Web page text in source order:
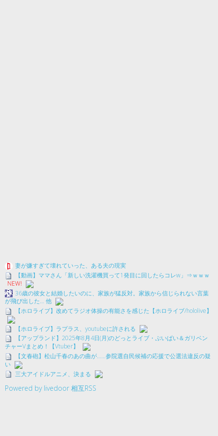
妻が嫌すぎて壊れていった、ある夫の現実
【動画】ママさん「新しい洗濯機買って1発目に回したらコレw」⇒ｗｗｗ
NEW!
36歳の彼女と結婚したいのに、家族が猛反対。家族から信じられない言葉
が飛び出した… 他
【ホロライブ】改めてラジオ体操の有能さを感じた【ホロライブ/hololive】
【ホロライブ】ラプラス、youtubeに許される
【アップランド】2025年8月4日(月)のどっとライブ・ぶいぱい＆ガリベン
チャーVまとめ！【Vtuber】
【文春砲】松山千春のあの曲が……参院選自民候補の応援で公選法違反の疑
い
三大アイドルアニメ、決まる
Powered by livedoor 相互RSS